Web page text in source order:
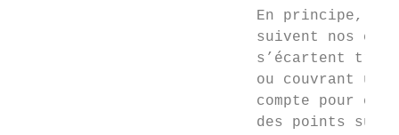
En principe,
suivent nos
s’écartent
ou couvrant un
compte pour
des points